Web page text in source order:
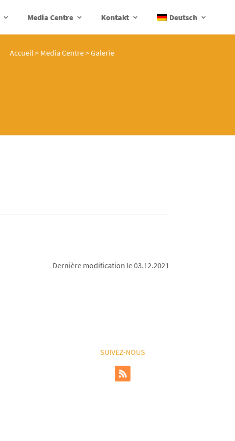
Media Centre Kontakt Deutsch
Accueil> Media Centre>Galerie
Dernière modification le 03.12.2021
SUIVEZ-NOUS